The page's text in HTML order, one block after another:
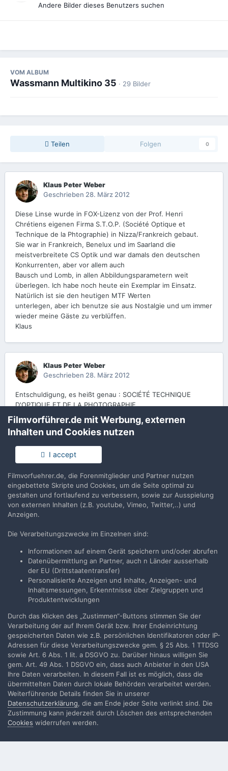
Andere Bilder dieses Benutzers suchen
VOM ALBUM
Wassmann Multikino 35 · 29 Bilder
Teilen Folgen 0
Klaus Peter Weber
Geschrieben 28. März 2012
Diese Linse wurde in FOX-Lizenz von der Prof. Henri
Chrétiens eigenen Firma S.T.O.P. (Société Optique et
Technique de la Phtographie) in Nizza/Frankreich gebaut.
Sie war in Frankreich, Benelux und im Saarland die
meistverbreitete CS Optik und war damals den deutschen
Konkurrenten, aber vor allem auch
Bausch und Lomb, in allen Abbildungsparametern weit
überlegen. Ich habe noch heute ein Exemplar im Einsatz.
Natürlich ist sie den heutigen MTF Werten
unterlegen, aber ich benutze sie aus Nostalgie und um immer
wieder meine Gäste zu verblüffen.
Klaus
Klaus Peter Weber
Geschrieben 28. März 2012
Entschuldigung, es heißt genau : SOCIÉTÉ TECHNIQUE
D'OPTIQUE ET DE LA PHOTOGRAPHIE
Kossmo
Geschrieben
aha...jetzt bin ich wieder schlauer
Im Saarland wohne ich...
Erstelle ein Benutzerkonto oder melde Dich
an, um zu kommentieren
Du musst ein Benutzerkonto haben, um einen Kommentar
verfassen zu können
Benutzerkonto erstellen
Neues Benutzerkonto für unsere Community erstellen. Es
Neues Benutzerkonto erstellen
Anmelden
Du hast bereits ein Benutzerkonto? Melde Dich hier an.
Jetzt anmelden
Filmvorführer.de mit Werbung, externen
Inhalten und Cookies nutzen
I accept
Filmvorfuehrer.de, die Forenmitglieder und Partner nutzen
eingebettete Skripte und Cookies, um die Seite optimal zu
gestalten und fortlaufend zu verbessern, sowie zur Ausspielung
von externen Inhalten (z.B. youtube, Vimeo, Twitter,..) und
Anzeigen.
Die Verarbeitungszwecke im Einzelnen sind:
Informationen auf einem Gerät speichern und/oder abrufen
Datenübermittlung an Partner, auch n Länder ausserhalb
der EU (Drittstaatentransfer)
Personalisierte Anzeigen und Inhalte, Anzeigen- und
Inhaltsmessungen, Erkenntnisse über Zielgruppen und
Produktentwicklungen
Durch das Klicken des „Zustimmen“-Buttons stimmen Sie der
Verarbeitung der auf Ihrem Gerät bzw. Ihrer Endeinrichtung
gespeicherten Daten wie z.B. persönlichen Identifikatoren oder IP-
Adressen für diese Verarbeitungszwecke gem. § 25 Abs. 1 TTDSG
sowie Art. 6 Abs. 1 lit. a DSGVO zu. Darüber hinaus willigen Sie
gem. Art. 49 Abs. 1 DSGVO ein, dass auch Anbieter in den USA
Ihre Daten verarbeiten. In diesem Fall ist es möglich, dass die
übermittelten Daten durch lokale Behörden verarbeitet werden.
Weiterführende Details finden Sie in unserer
Datenschutzerklärung, die am Ende jeder Seite verlinkt sind. Die
Zustimmung kann jederzeit durch Löschen des entsprechenden
Cookies widerrufen werden.